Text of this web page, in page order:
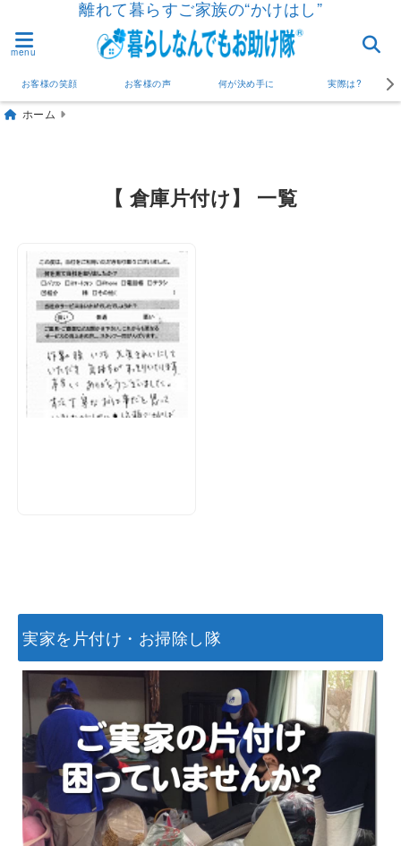
離れて暮らすご家族の“かけはし”
menu
お客様の笑顔 お客様の声 何が決め手に 実際は?
ホーム
【 倉庫片付け】 一覧
実家を片付け・お掃除し隊